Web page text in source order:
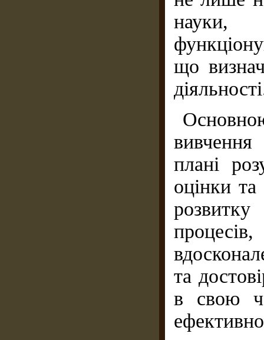
що
плані
оцінки та
та
в свою